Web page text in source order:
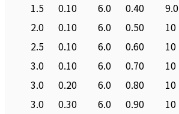
1.5
0.10 6.0 0.40 9.0
2.0
0.10 6.0 0.50 10
2.5
0.10 6.0 0.60 10
3.0
0.10 6.0 0.70 10
3.0
0.20 6.0 0.80 10
3.0
0.30 6.0 0.90 10